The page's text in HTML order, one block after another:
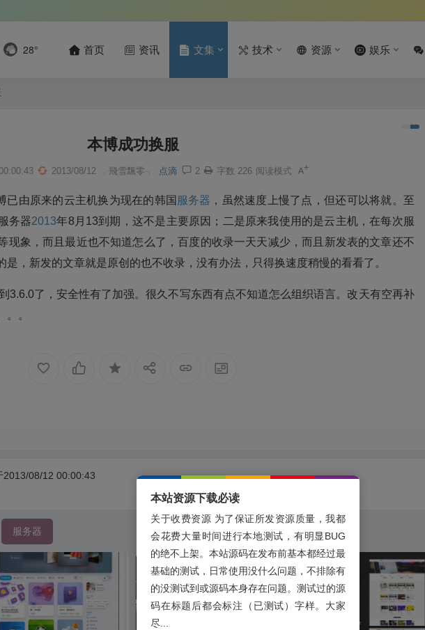
28° 首页 资讯 文集 技术 资源 娱乐
本博成功换服
2013/08/12 ╭飛雪飄零╮ 点滴 2 字数 226 阅读模式
已由原来的云主机换为现在的韩国 服务器 ，虽然速度上慢了点，但还可以将就。至
务器2013年8月13到期，这不是主要原因；二是原来我使用的是云主机，在每次服
现象，而且最近也不知道怎么了，百度的收录一天天减少，而且新发表的文章还不
，新发的文章就是原创的也不收录，没有办法，只得换速度稍慢的看看了。
3.6.0了，安全性有了加强。很久不写东西有点不知道怎么组织语言。改天有空再补
。。
2013/08/12 00:00:43
服务器
本站资源下载必读
关于收费资源 为了保证所发资源质量，我都
会花费大量时间进行本地测试，有明显BUG
的绝不上架。本站源码在发布前基本都经过最
基础的测试，日常使用没什么问题，不排除有
的没测试到或源码本身存在问题。测试过的源
码在标题后都会标注（已测试）字样。大家
尽...